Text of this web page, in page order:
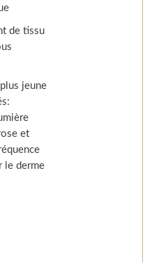
de tissu
jeune
et
le derme